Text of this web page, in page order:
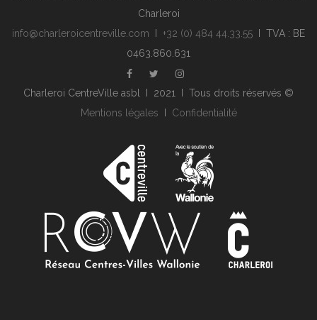
Charleroi
info@charleroicentreville.com
+32 (0) 484 44.33.55 I TVA : BE
0463.860.631
Charleroi CentreVille asbl I 2021 I Tous droits réservés ©
Mentions légales
Confidentialité